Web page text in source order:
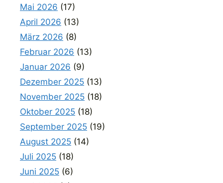
Mai 2026 (17)
April 2026 (13)
März 2026 (8)
Februar 2026 (13)
Januar 2026 (9)
Dezember 2025 (13)
November 2025 (18)
Oktober 2025 (18)
September 2025 (19)
August 2025 (14)
Juli 2025 (18)
Juni 2025 (6)